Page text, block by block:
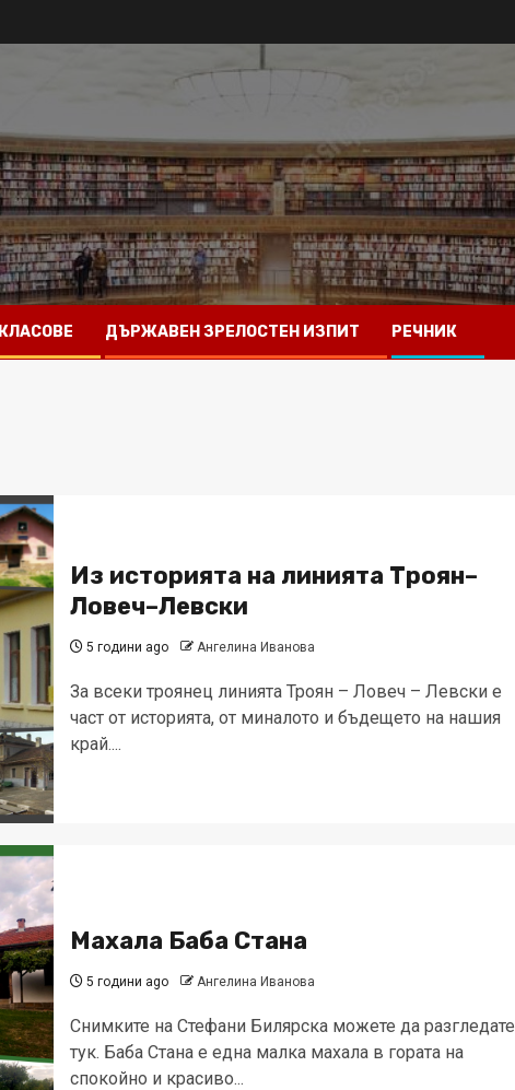
КЛАСОВЕ ДЪРЖАВЕН ЗРЕЛОСТЕН ИЗПИТ РЕЧНИК
Из историята на линията Троян–
Ловеч–Левски
5 години ago Ангелина Иванова
За всеки троянец линията Троян – Ловеч – Левски е
част от историята, от миналото и бъдещето на нашия
край....
Махала Баба Стана
5 години ago Ангелина Иванова
Снимките на Стефани Билярска можете да разгледате
тук. Баба Стана е една малка махала в гората на
спокойно и красиво...